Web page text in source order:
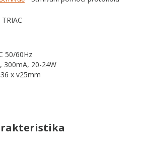
50/60Hz
300mA, 20-24W
x v25mm